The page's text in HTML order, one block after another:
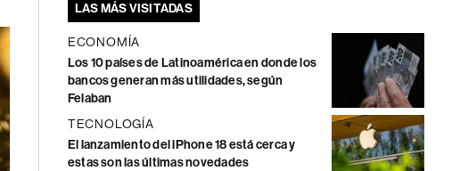
LAS MÁS VISITADAS
ECONOMÍA
Los 10 países de Latinoamérica en donde los
bancos generan más utilidades, según
Felaban
TECNOLOGÍA
El lanzamiento del iPhone 18 está cerca y
estas son las últimas novedades